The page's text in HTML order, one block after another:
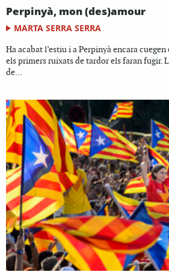
Perpinyà, mon (des)amour
MARTA SERRA SERRA
Ha acabat l’estiu i a Perpinyà encara
els primers ruixats de tardor els faran fugir.
de...